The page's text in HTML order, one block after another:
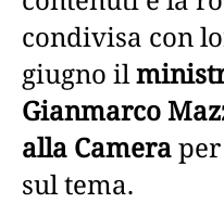
condivisa con
giugno il
Gianmarco
alla Camera
sul tema.